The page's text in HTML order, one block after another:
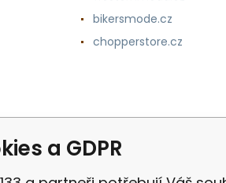
bikersmode.cz
chopperstore.cz
a GDPR